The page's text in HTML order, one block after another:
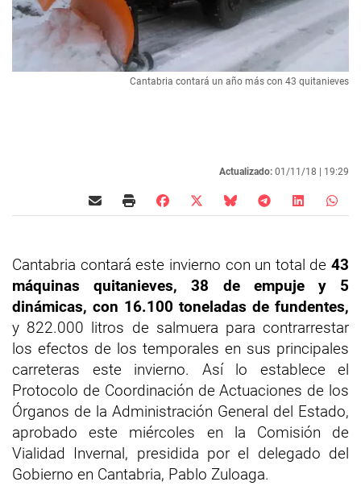
Cantabria contará un año más con 43 quitanieves
Actualizado: 01/11/18 | 19:29
Cantabria contará este invierno con un total de 43
máquinas quitanieves, 38 de empuje y 5
dinámicas, con 16.100 toneladas de fundentes,
y 822.000 litros de salmuera para contrarrestar
los efectos de los temporales en sus principales
carreteras este invierno. Así lo establece el
Protocolo de Coordinación de Actuaciones de los
Órganos de la Administración General del Estado,
aprobado este miércoles en la Comisión de
Vialidad Invernal, presidida por el delegado del
Gobierno en Cantabria, Pablo Zuloaga.